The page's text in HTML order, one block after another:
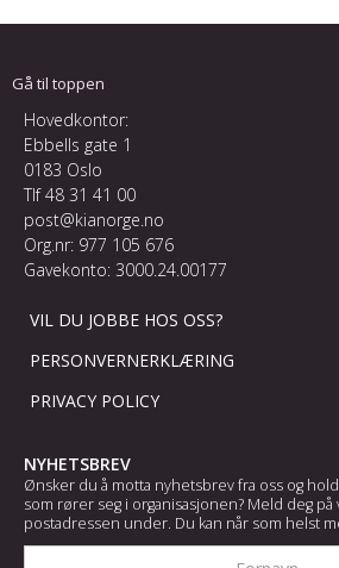
Gå til toppen
Hovedkontor:
Ebbells gate 1
0183 Oslo
Tlf48 31 41 00
post@kianorge.no
Org.nr: 977 105 676
Gavekonto: 3000.24.00177
VIL DU JOBBE HOS OSS?
PERSONVERNERKLÆRING
PRIVACY POLICY
NYHETSBREV
Ønsker du å motta nyhetsbrev fra oss og
som rører seg i organisasjonen? Meld deg på
postadressen under. Du kan når som helst